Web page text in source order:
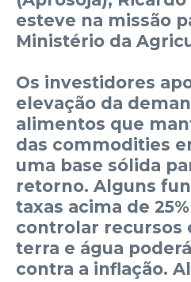
esteve na missão
Ministério da
Os investidores
elevação da
alimentos que
das commodities
uma base sólida
retorno. Alguns
taxas acima de
controlar recursos
terra e água
contra a inflação.